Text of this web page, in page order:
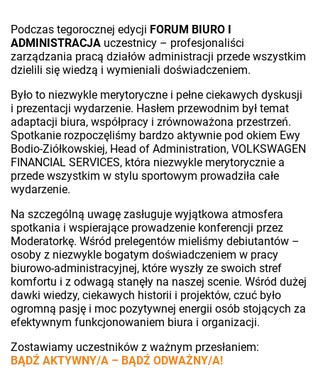
Podczas tegorocznej edycji FORUM BIURO I
ADMINISTRACJA uczestnicy – profesjonaliści
zarządzania pracą działów administracji przede wszystkim
dzielili się wiedzą i wymieniali doświadczeniem.
Było to niezwykle merytoryczne i pełne ciekawych dyskusji
i prezentacji wydarzenie. Hasłem przewodnim był temat
adaptacji biura, współpracy i zrównoważona przestrzeń.
Spotkanie rozpoczęliśmy bardzo aktywnie pod okiem Ewy
Bodio-Ziółkowskiej, Head of Administration, VOLKSWAGEN
FINANCIAL SERVICES, która niezwykle merytorycznie a
przede wszystkim w stylu sportowym prowadziła całe
wydarzenie.
Na szczególną uwagę zasługuje wyjątkowa atmosfera
spotkania i wspierające prowadzenie konferencji przez
Moderatorkę. Wśród prelegentów mieliśmy debiutantów –
osoby z niezwykle bogatym doświadczeniem w pracy
biurowo-administracyjnej, które wyszły ze swoich stref
komfortu i z odwagą stanęły na naszej scenie. Wśród dużej
dawki wiedzy, ciekawych historii i projektów, czuć było
ogromną pasję i moc pozytywnej energii osób stojących za
efektywnym funkcjonowaniem biura i organizacji.
Zostawiamy uczestników z ważnym przesłaniem:
BĄDŹ AKTYWNY/A – BĄDŹ ODWAŻNY/A!